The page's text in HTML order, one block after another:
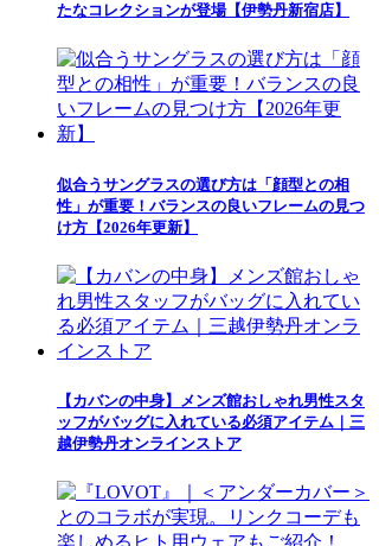
たなコレクションが登場【伊勢丹新宿店】
似合うサングラスの選び方は「顔型との相
性」が重要！バランスの良いフレームの見つ
け方【2026年更新】
【カバンの中身】メンズ館おしゃれ男性スタ
ッフがバッグに入れている必須アイテム｜三
越伊勢丹オンラインストア